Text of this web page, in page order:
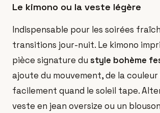
Le kimono ou la veste légère
Indispensable pour les soirées
transitions jour-nuit. Le kimono
pièce signature du style bohème
ajoute du mouvement, de la
facilement quand le soleil tape.
veste en jean oversize ou un